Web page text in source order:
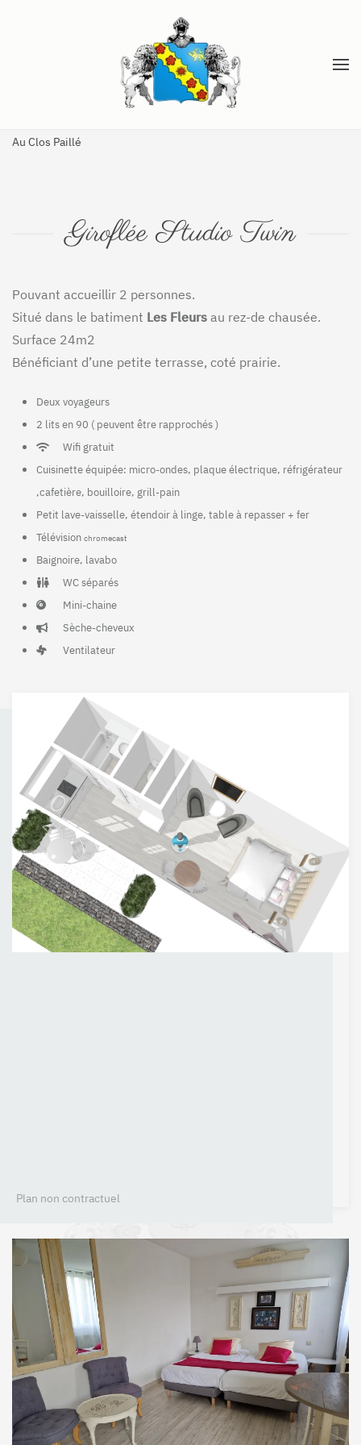
Accéder au contenu principal
Au Clos Paillé
Giroflée Studio Twin
Pouvant accueillir 2 personnes.
Situé dans le batiment Les Fleurs au rez-de chausée.
Surface 24m2
Bénéficiant d’une petite terrasse, coté prairie.
Deux voyageurs
2 lits en 90 ( peuvent être rapprochés )
Wifi gratuit
Cuisinette équipée: micro-ondes, plaque électrique, réfrigérateur
,cafetière, bouilloire, grill-pain
Petit lave-vaisselle, étendoir à linge, table à repasser + fer
Télévision chromecast
Baignoire, lavabo
WC séparés
Mini-chaine
Sèche-cheveux
Ventilateur
Plan non contractuel
+